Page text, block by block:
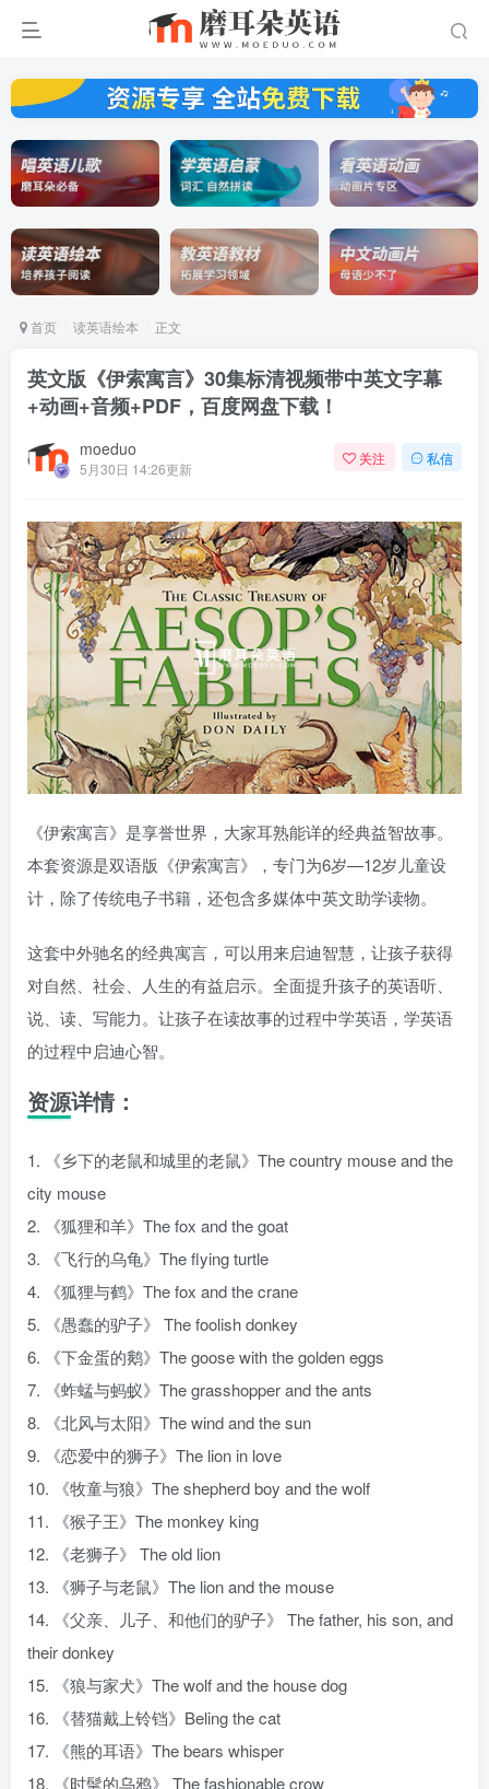
首页 读英语绘本 正文
英文版《伊索寓言》30集标清视频带中英文字幕
+动画+音频+PDF，百度网盘下载！
moeduo
5月30日 14:26更新
关注 私信
《伊索寓言》是享誉世界，大家耳熟能详的经典益智故事。
本套资源是双语版《伊索寓言》，专门为6岁—12岁儿童设
计，除了传统电子书籍，还包含多媒体中英文助学读物。
这套中外驰名的经典寓言，可以用来启迪智慧，让孩子获得
对自然、社会、人生的有益启示。全面提升孩子的英语听、
说、读、写能力。让孩子在读故事的过程中学英语，学英语
的过程中启迪心智。
资源详情：
1. 《乡下的老鼠和城里的老鼠》The country mouse and the
city mouse
2. 《狐狸和羊》The fox and the goat
3. 《飞行的乌龟》The flying turtle
4. 《狐狸与鹤》The fox and the crane
5. 《愚蠢的驴子》 The foolish donkey
6. 《下金蛋的鹅》The goose with the golden eggs
7. 《蚱蜢与蚂蚁》The grasshopper and the ants
8. 《北风与太阳》The wind and the sun
9. 《恋爱中的狮子》The lion in love
10. 《牧童与狼》The shepherd boy and the wolf
11. 《猴子王》The monkey king
12. 《老狮子》 The old lion
13. 《狮子与老鼠》The lion and the mouse
14. 《父亲、儿子、和他们的驴子》 The father, his son, and
their donkey
15. 《狼与家犬》The wolf and the house dog
16. 《替猫戴上铃铛》Beling the cat
17. 《熊的耳语》The bears whisper
18. 《时髦的乌鸦》 The fashionable crow